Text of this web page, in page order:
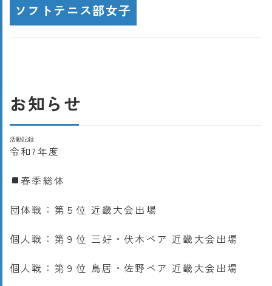
ソフトテニス部女子
お知らせ
活動記録
令和7年度
春季総体
団体戦：第５位 近畿大会出場
個人戦：第９位 三好・伏木ペア 近畿大会出場
個人戦：第９位 鳥居・佐野ペア 近畿大会出場